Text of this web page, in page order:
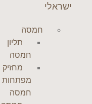
ישראלי
חמסה
תליון
חמסה
מחזיק
מפתחות
חמסה